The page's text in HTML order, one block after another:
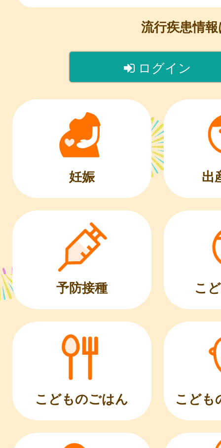
流行疾患情
ログイン
妊娠 出
予防接種 こ
こどものごはん こども